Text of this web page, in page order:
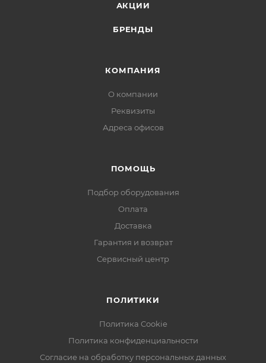
АКЦИИ
БРЕНДЫ
КОМПАНИЯ
О компании
Реквизиты
Адреса офисов
ПОМОЩЬ
Подбор оборудования
Оплата
Доставка
Гарантия и возврат
Сервисный центр
ПОЛИТИКИ
Политика Cookie
Политика конфиденциальности
Согласие на обработку персональных данных